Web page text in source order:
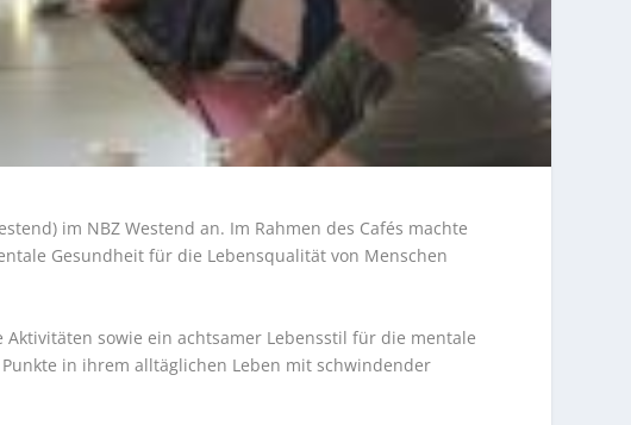
im NBZ Westend an. Im Rahmen des Cafés machte
Gesundheit für die Lebensqualität von Menschen
sowie ein achtsamer Lebensstil für die mentale
in ihrem alltäglichen Leben mit schwindender